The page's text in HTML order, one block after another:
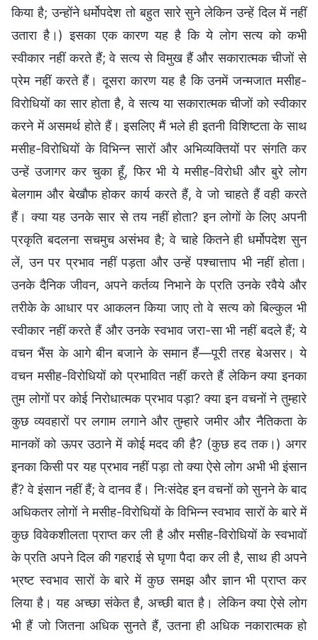
किया है; उन्होंने धर्मोपदेश तो बहुत सारे सुने लेकिन उन्हें दिल में नहीं
उतारा है।) इसका एक कारण यह है कि ये लोग सत्य को कभी
स्वीकार नहीं करते हैं; वे सत्य से विमुख हैं और सकारात्मक चीजों से
प्रेम नहीं करते हैं। दूसरा कारण यह है कि उनमें जन्मजात मसीह-
विरोधियों का सार होता है, वे सत्य या सकारात्मक चीजों को स्वीकार
करने में असमर्थ होते हैं। इसलिए मैं भले ही इतनी विशिष्टता के साथ
मसीह-विरोधियों के विभिन्न सारों और अभिव्यक्तियों पर संगति कर
उन्हें उजागर कर चुका हूँ, फिर भी ये मसीह-विरोधी और बुरे लोग
बेलगाम और बेखौफ होकर कार्य करते हैं, वे जो चाहते हैं वही करते
हैं। क्या यह उनके सार से तय नहीं होता? इन लोगों के लिए अपनी
प्रकृति बदलना सचमुच असंभव है; वे चाहे कितने ही धर्मोपदेश सुन
लें, उन पर प्रभाव नहीं पड़ता और उन्हें पश्चात्ताप भी नहीं होता।
उनके दैनिक जीवन, अपने कर्तव्य निभाने के प्रति उनके रवैये और
तरीके के आधार पर आकलन किया जाए तो वे सत्य को बिल्कुल भी
स्वीकार नहीं करते हैं और उनके स्वभाव जरा-सा भी नहीं बदले हैं; ये
वचन भैंस के आगे बीन बजाने के समान हैं—पूरी तरह बेअसर। ये
वचन मसीह-विरोधियों को प्रभावित नहीं करते हैं लेकिन क्या इनका
तुम लोगों पर कोई निरोधात्मक प्रभाव पड़ा? क्या इन वचनों ने तुम्हारे
कुछ व्यवहारों पर लगाम लगाने और तुम्हारे जमीर और नैतिकता के
मानकों को ऊपर उठाने में कोई मदद की है? (कुछ हद तक।) अगर
इनका किसी पर यह प्रभाव नहीं पड़ा तो क्या ऐसे लोग अभी भी इंसान
हैं? वे इंसान नहीं हैं; वे दानव हैं। निःसंदेह इन वचनों को सुनने के बाद
अधिकतर लोगों ने मसीह-विरोधियों के विभिन्न स्वभाव सारों के बारे में
कुछ विवेकशीलता प्राप्त कर ली है और मसीह-विरोधियों के स्वभावों
के प्रति अपने दिल की गहराई से घृणा पैदा कर ली है, साथ ही अपने
भ्रष्ट स्वभाव सारों के बारे में कुछ समझ और ज्ञान भी प्राप्त कर
लिया है। यह अच्छा संकेत है, अच्छी बात है। लेकिन क्या ऐसे लोग
भी हैं जो जितना अधिक सुनते हैं, उतना ही अधिक नकारात्मक हो